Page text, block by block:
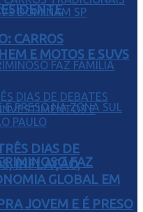
FAZ
JOVEM E É PRESO
CARROS
E MOTOS E SUVS
DIAS DE
INFLAÇÃO,
GLOBAL EM